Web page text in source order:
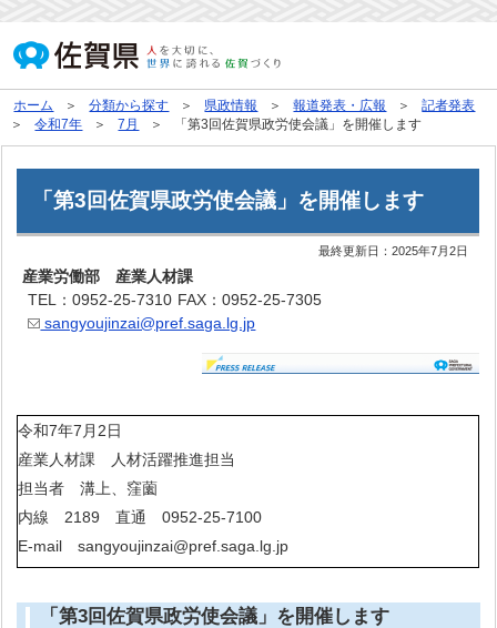
ホーム 分類から探す 県政情報 報道発表・広報
記者発表
令和7年
7月 「第3回佐賀県政労使会議」を開催します
「第3回佐賀県政労使会議」を開催します
最終更新日：2025年7月2日
産業労働部 産業人材課
TEL：0952-25-7310 FAX：0952-25-7305
sangyoujinzai@pref.saga.lg.jp
令和7年7月2日
産業人材課 人材活躍推進担当
担当者 溝上、窪薗
内線 2189 直通 0952-25-7100
E-mail sangyoujinzai@pref.saga.lg.jp
「第3回佐賀県政労使会議」を開催します